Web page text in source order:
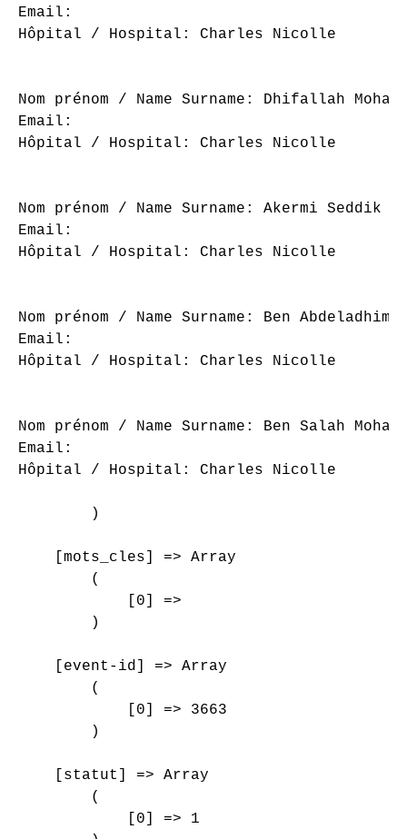
Email:
Hôpital / Hospital: Charles Nicolle
Nom prénom / Name Surname: Dhifallah
Email:
Hôpital / Hospital: Charles Nicolle
Nom prénom / Name Surname: Akermi Seddik
Email:
Hôpital / Hospital: Charles Nicolle
Nom prénom / Name Surname: Ben Abdeladhim
Email:
Hôpital / Hospital: Charles Nicolle
Nom prénom / Name Surname: Ben Salah
Email:
Hôpital / Hospital: Charles Nicolle
        )
    [mots_cles] => Array
        (
            [0] =>
        )
    [event-id] => Array
        (
            [0] => 3663
        )
    [statut] => Array
        (
            [0] => 1